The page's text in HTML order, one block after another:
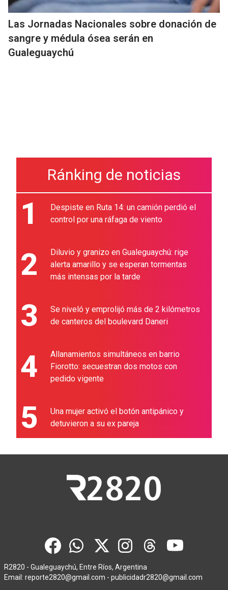
Las Jornadas Nacionales sobre donación de
sangre y médula ósea serán en
Gualeguaychú
Ránking de noticias
1
Despiste en Ruta 14: un camión perdió el
control por una ráfaga de viento
2
Diluvio y granizo en Gualeguaychú: rige
alerta amarillo y se esperan tormentas
más intensas por la tarde
3
Se niveló y emprolijó más de 2 kilómetros
de canteros del boulevard Daneri
4
Allanamientos simultáneos en barrio
Fiorotto: secuestran dos motos con
pedido vigente
5
Una mujer activó el botón antipánico y
detuvieron a su ex pareja
R2820 - Gualeguaychú, Entre Ríos, Argentina
Email: reporte2820@gmail.com - publicidadr2820@gmail.com